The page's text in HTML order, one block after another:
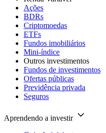
Ações
BDRs
Criptomoedas
ETFs
Fundos imobiliários
Mini-índice
Outros investimentos
Fundos de investimentos
Ofertas públicas
Previdência privada
Seguros
Aprendendo a investir